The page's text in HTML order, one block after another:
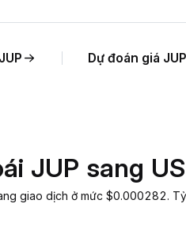
Dự đoán giá JUP
JUP sang
giao dịch ở mức $0.000282.